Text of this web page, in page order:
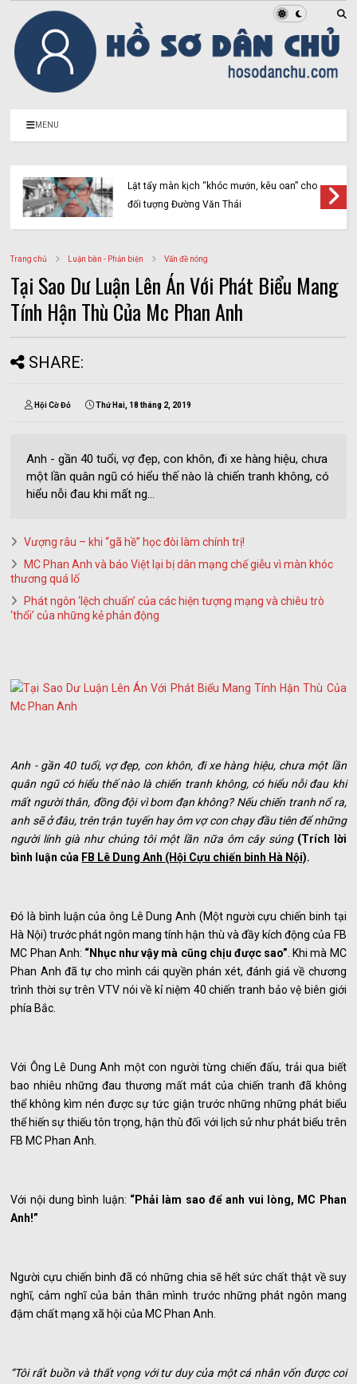
MENU
Lật tẩy màn kịch “khóc mướn, kêu oan” cho
đối tượng Đường Văn Thái
Trang chủ Luận bàn - Phản biện Vấn đề nóng
Tại Sao Dư Luận Lên Án Với Phát Biểu Mang
Tính Hận Thù Của Mc Phan Anh
SHARE:
Hội Cờ Đỏ Thứ Hai, 18 tháng 2, 2019
Anh - gần 40 tuổi, vợ đẹp, con khôn, đi xe hàng hiệu, chưa
một lần quân ngũ có hiểu thế nào là chiến tranh không, có
hiểu nỗi đau khi mất ng...
Vượng râu – khi “gã hề” học đòi làm chính trị!
MC Phan Anh và báo Việt lại bị dân mạng chế giễu vì màn khóc
thương quá lố
Phát ngôn ‘lệch chuẩn’ của các hiện tượng mạng và chiêu trò
‘thổi’ của những kẻ phản động
Anh - gần 40 tuổi, vợ đẹp, con khôn, đi xe hàng hiệu, chưa một lần
quân ngũ có hiểu thế nào là chiến tranh không, có hiểu nỗi đau khi
mất người thân, đồng đội vì bom đạn không? Nếu chiến tranh nổ ra,
anh sẽ ở đâu, trên trận tuyến hay ôm vợ con chạy đầu tiên để những
người lính già như chúng tôi một lần nữa ôm cây súng (Trích lời
bình luận của FB Lê Dung Anh (Hội Cựu chiến binh Hà Nội).
Đó là bình luận của ông Lê Dung Anh (Một người cựu chiến binh tại
Hà Nội) trước phát ngôn mang tính hận thù và đầy kích động của FB
MC Phan Anh: “Nhục như vậy mà cũng chịu được sao” . Khi mà MC
Phan Anh đã tự cho mình cái quyền phán xét, đánh giá về chương
trình thời sự trên VTV nói về kỉ niệm 40 chiến tranh bảo vệ biên giới
phía Bắc.
Với Ông Lê Dung Anh một con người từng chiến đấu, trải qua biết
bao nhiêu những đau thương mất mát của chiến tranh đã không
thể không kìm nén được sự tức giận trước những những phát biểu
thể hiến sự thiếu tôn trọng, hận thù đối với lịch sử như phát biểu trên
FB MC Phan Anh.
Với nội dung bình luận: “Phải làm sao để anh vui lòng, MC Phan
Anh!”
Người cựu chiến binh đã có những chia sẽ hết sức chất thật về suy
nghĩ, cảm nghĩ của bản thân mình trước những phát ngôn mang
đậm chất mạng xã hội của MC Phan Anh.
“Tôi rất buồn và thất vọng với tư duy của một cá nhân vốn được coi